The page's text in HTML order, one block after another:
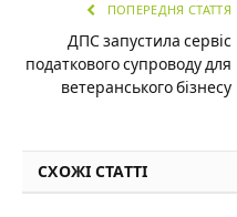
ПОПЕРЕДНЯ СТАТТЯ
ДПС запустила сервіс
податкового супроводу для
ветеранського бізнесу
СХОЖІ СТАТТІ